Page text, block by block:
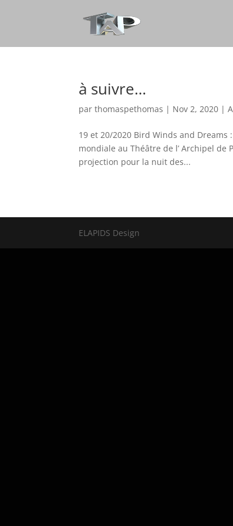
à suivre…
parthomaspethomas | Nov 2, 2020 |
19 et 20/2020 Bird Winds and Dreams
mondiale au Théâtre de l’ Archipel de
projection pour la nuit des...
ELAPIDS Design